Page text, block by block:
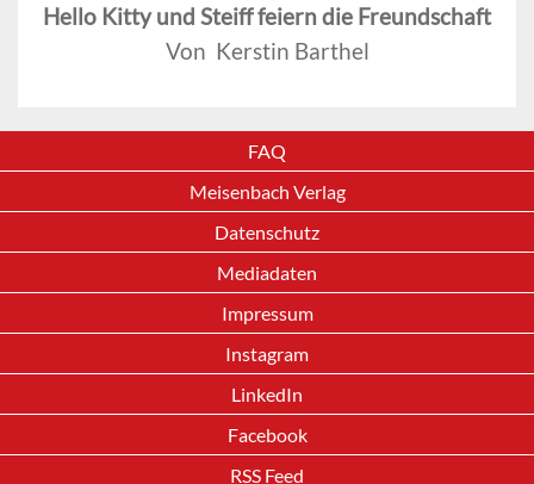
Hello Kitty und Steiff feiern die Freundschaft
Von Kerstin Barthel
FAQ
Meisenbach Verlag
Datenschutz
Mediadaten
Impressum
Instagram
LinkedIn
Facebook
RSS Feed